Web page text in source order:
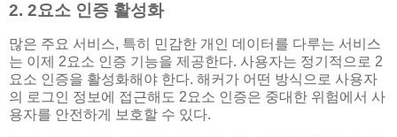
2. 2요소 인증 활성화
많은 주요 서비스, 특히 민감한 개인 데이터를 다루는 서비스
는 이제 2요소 인증 기능을 제공한다. 사용자는 정기적으로 2
요소 인증을 활성화해야 한다. 해커가 어떤 방식으로 사용자
의 로그인 정보에 접근해도 2요소 인증은 중대한 위험에서 사
용자를 안전하게 보호할 수 있다.